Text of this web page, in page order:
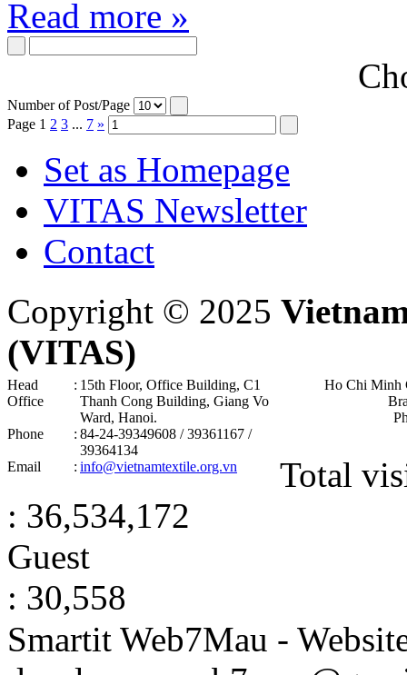
Read more »
Number of Post/Page
Page 1 2 3 ... 7 »
Set as Homepage
VITAS Newsletter
Contact
Copyright © 2025
(VITAS)
Head
Office
: 15th Floor, Office Building, C1
Thanh Cong Building, Giang Vo
Ward, Hanoi .
Phone
: 84-24-39349608 / 39361167 /
39364134
Email
: info@vietnamtextile.org.vn
Ho Chi Minh
Total
: 36,534,172
Guest
: 30,558
Smartit Web7Mau -